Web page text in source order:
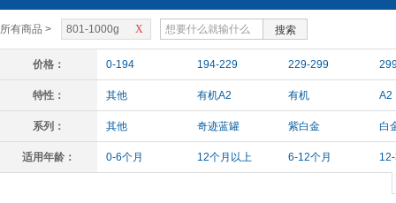
所有商品 > X
801-1000g 搜索
价格： 0-194 194-229 229-299
特性： 其他 有机A2 有机 A2
系列： 其他 奇迹蓝罐 紫白金 白
适用年龄： 0-6个月 12个月以上 6-12个月